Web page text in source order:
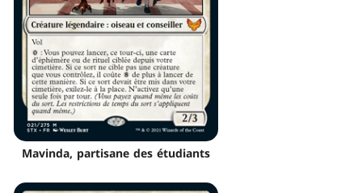
Mavinda, partisane des étudiants